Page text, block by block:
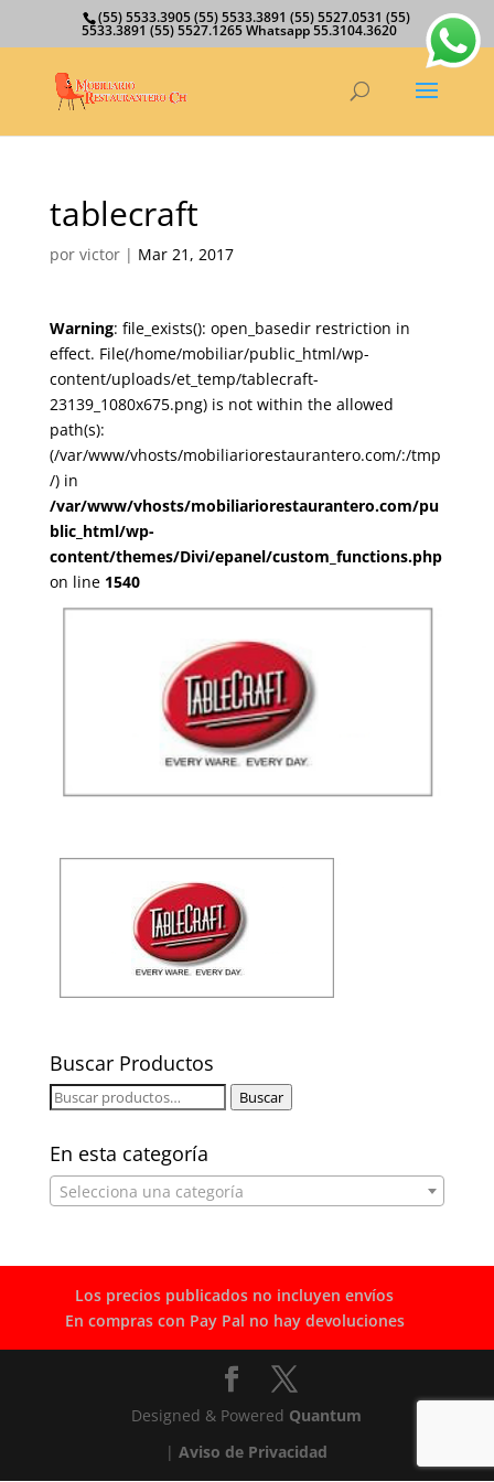
(55) 5533.3905 (55) 5533.3891 (55) 5527.0531 (55)
5533.3891 (55) 5527.1265 Whatsapp 55.3104.3620
tablecraft
por victor| Mar 21, 2017
Warning: file_exists(): open_basedir restriction in
effect. File(/home/mobiliar/public_html/wp-
content/uploads/et_temp/tablecraft-
23139_1080x675.png) is not within the allowed
path(s):
(/var/www/vhosts/mobiliariorestaurantero.com/:/tmp
/) in
/var/www/vhosts/mobiliariorestaurantero.com/pu
blic_html/wp-
content/themes/Divi/epanel/custom_functions.php
on line 1540
Buscar Productos
Buscar
Buscar
En esta categoría
Selecciona una categoría
Los precios publicados no incluyen envíos
En compras con Pay Pal no hay devoluciones
Designed & Powered Quantum
|Aviso de Privacidad